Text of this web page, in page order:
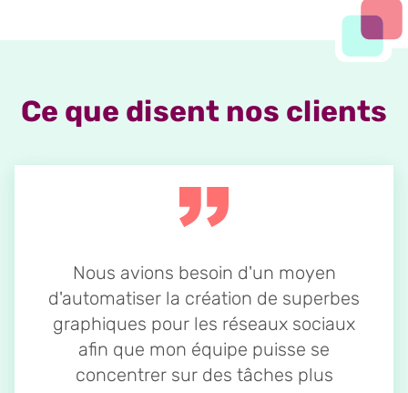
Ce que disent nos clients
Nous avions besoin d'un moyen
d'automatiser la création de superbes
graphiques pour les réseaux sociaux
afin que mon équipe puisse se
concentrer sur des tâches plus